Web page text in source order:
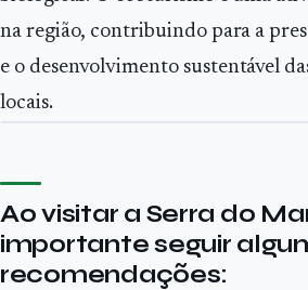
na região, contribuindo para a
e o desenvolvimento sustentável
locais.
Ao visitar a Serra do
importante seguir
recomendações: